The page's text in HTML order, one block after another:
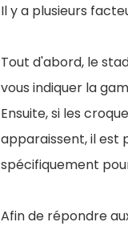
Il y a plusieurs
Tout d'abord, le
vous indiquer la
Ensuite, si les
apparaissent, il est
spécifiquement
Afin de répondre